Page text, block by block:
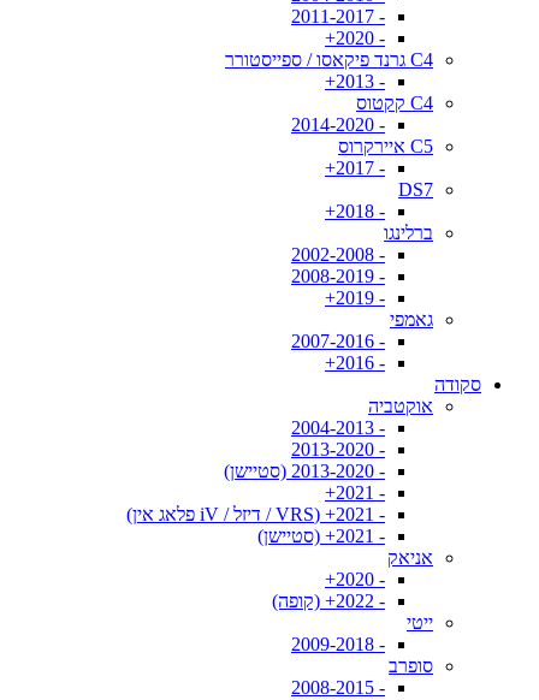
- 2011-2017
- 2020+
C4 גרנד פיקאסו / ספייסטורר
- 2013+
C4 קקטוס
- 2014-2020
C5 איירקרוס
- 2017+
DS7
- 2018+
ברלינגו
- 2002-2008
- 2008-2019
- 2019+
גאמפי
- 2007-2016
- 2016+
סקודה
אוקטביה
- 2004-2013
- 2013-2020
- 2013-2020 (סטיישן)
- 2021+
- 2021+ (VRS / דיזל / iV פלאג אין)
- 2021+ (סטיישן)
אניאק
- 2020+
- 2022+ (קופה)
ייטי
- 2009-2018
סופרב
- 2008-2015